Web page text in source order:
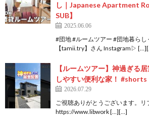
し｜Japanese Apartment
SUB】
2025.06.06
#団地 #ルームツアー #団地暮らし
【tamii.try】さん Instagram▷
【ルームツアー】神過ぎる
しやすい便利な家！ #shorts
2026.07.29
ご視聴ありがとうございます。
https://www.libwork […][…]